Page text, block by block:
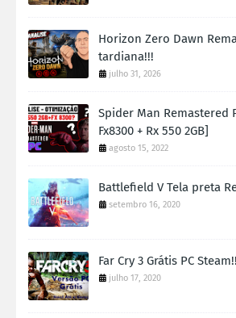
Horizon Zero Dawn
tardiana!!!
julho 31, 2026
Spider Man Remastered
Fx8300 + Rx 550 2GB]
agosto 15, 2022
Battlefield V Tela preta
setembro 16, 2020
Far Cry 3 Grátis PC Steam!!
julho 17, 2020